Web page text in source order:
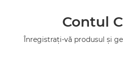
Contul
Înregistraţi-vă produsul şi